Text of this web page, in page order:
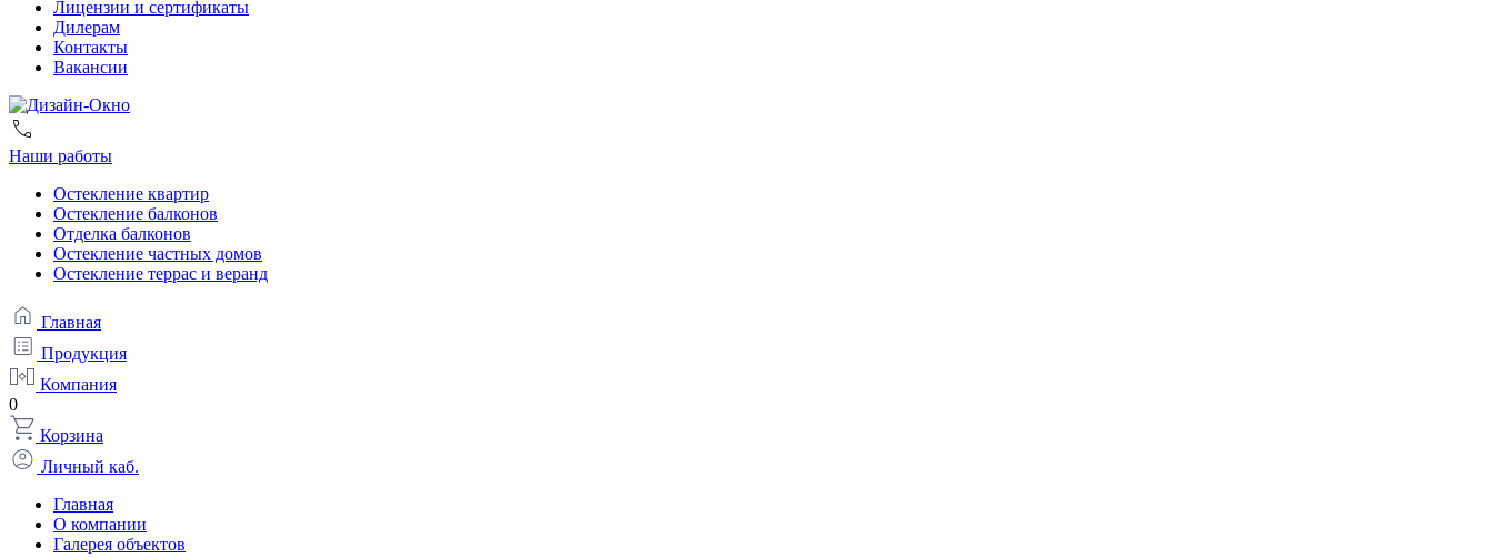
Лицензии и сертификаты
Дилерам
Контакты
Вакансии
Наши работы
Остекление квартир
Остекление балконов
Отделка балконов
Остекление частных домов
Остекление террас и веранд
Главная
Продукция
Компания
0
Корзина
Личный каб.
Главная
О компании
Галерея объектов